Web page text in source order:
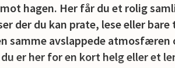
hagen. Her får du et rolig
der du kan prate, lese eller
samme avslappede
er her for en kort helg eller et